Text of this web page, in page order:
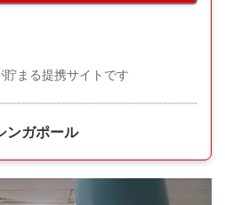
まる提携サイトです
ンガポール